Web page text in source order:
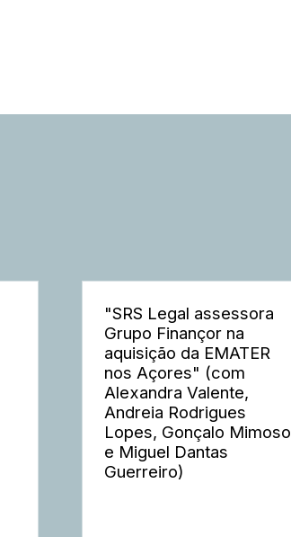
"SRS Legal assessora
Grupo Finançor na
aquisição da EMATER
nos Açores" (com
Alexandra Valente,
Andreia Rodrigues
Lopes, Gonçalo Mimoso
e Miguel Dantas
Guerreiro)